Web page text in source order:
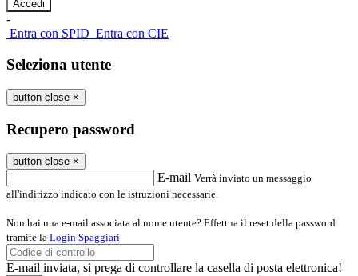
-
Entra con SPID Entra con CIE
Seleziona utente
button close ×
Recupero password
button close ×
E-mail Verrà inviato un messaggio
all'indirizzo indicato con le istruzioni necessarie.
Non hai una e-mail associata al nome utente? Effettua il reset della password
tramite la Login Spaggiari
E-mail inviata, si prega di controllare la casella di posta elettronica!